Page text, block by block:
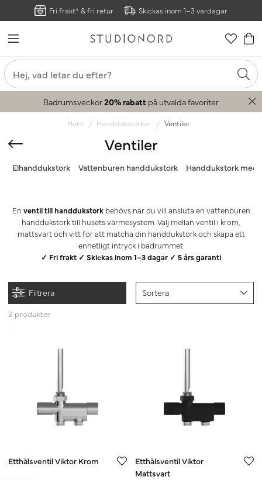
Fri frakt* & fri retur Skickas inom 1–3 vardagar
Badrumsveckor20% rabatt på utvalda favoriter
Hem Handdukstorkar Ventiler
Ventiler
Elhanddukstork Vattenburen handdukstork Handdukstork med
En ventil till handdukstorkbehövs när du vill ansluta en vattenburen
handdukstork till husets värmesystem. Välj mellan ventil i krom,
mattsvart och vitt för att matcha din handdukstork och skapa ett
enhetligt intryck i badrummet.
✓ Fri frakt ✓ Skickas inom 1–3 dagar ✓ 5 års garanti
Filtrera Sortera
3 produkter
Etthålsventil Viktor Krom
Etthålsventil Viktor
Mattsvart